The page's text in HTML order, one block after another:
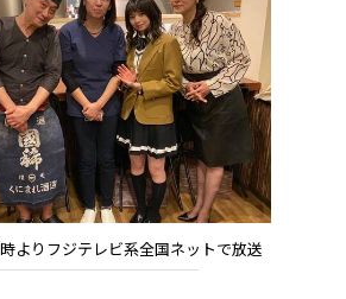
よりフジテレビ系全国ネットで放送